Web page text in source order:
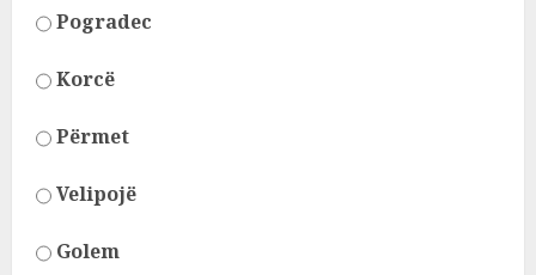
Pogradec
Korcë
Përmet
Velipojë
Golem